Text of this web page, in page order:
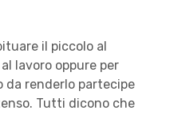
il piccolo al
lavoro oppure per
da renderlo partecipe
Tutti dicono che